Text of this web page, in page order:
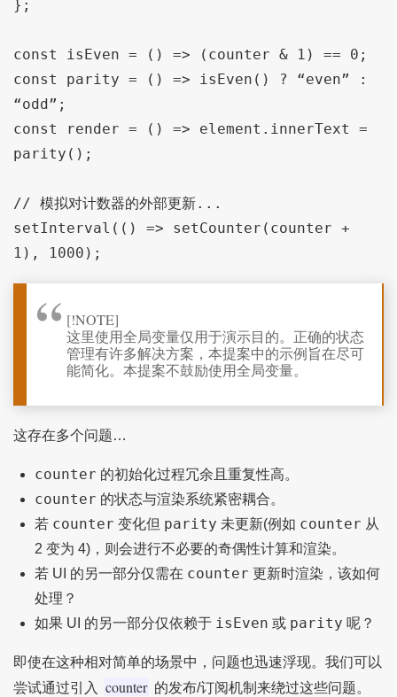
};
const isEven = () => (counter & 1) == 0;
const parity = () => isEven() ? “even” :
“odd”;
const render = () => element.innerText =
parity();
// 模拟对计数器的外部更新...
setInterval(() => setCounter(counter +
[!NOTE]
这里使用全局变量仅用于演示目的。正确的状态
管理有许多解决方案，本提案中的示例旨在尽可
能简化。本提案不鼓励使用全局变量。
这存在多个问题…
counter 的初始化过程冗余且重复性高。
counter 的状态与渲染系统紧密耦合。
若 counter 变化但 parity 未更新(例如 counter 从
2 变为 4)，则会进行不必要的奇偶性计算和渲染。
若 UI 的另一部分仅需在 counter 更新时渲染，该如何
处理？
如果 UI 的另一部分仅依赖于 isEven 或 parity 呢？
即使在这种相对简单的场景中，问题也迅速浮现。我们可以
尝试通过引入
counter 的发布/订阅机制来绕过这些问题。